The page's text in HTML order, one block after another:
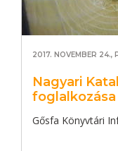
2017. NOVEMBER 24.,
Nagyari
foglalkozása
Gősfa Könyvtári